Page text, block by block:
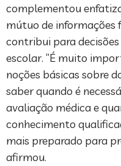
complementou
mútuo de informações
contribui para
escolar. “É muito
noções básicas sobre
saber quando é
avaliação médica e
conhecimento
mais preparado para
afirmou.